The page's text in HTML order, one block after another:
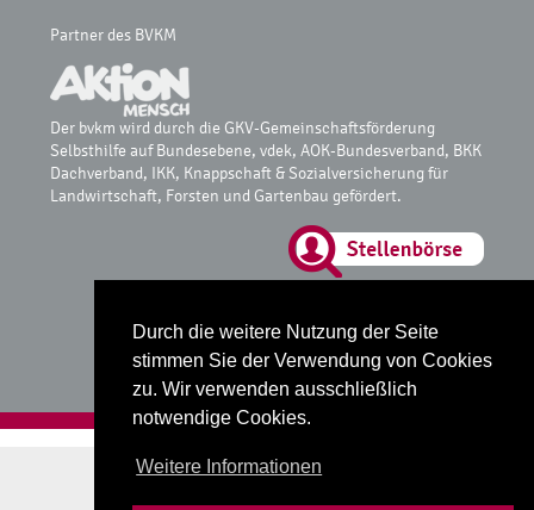
Durch die weitere Nutzung der Seite
stimmen Sie der Verwendung von Cookies
zu. Wir verwenden ausschließlich
notwendige Cookies.
Weitere Informationen
Partner des BVKM
Der bvkm wird durch die GKV-Gemeinschaftsförderung
Selbsthilfe auf Bundesebene, vdek, AOK-Bundesverband, BKK
Dachverband, IKK, Knappschaft & Sozialversicherung für
Landwirtschaft, Forsten und Gartenbau gefördert.
Datenschutz
Impressum